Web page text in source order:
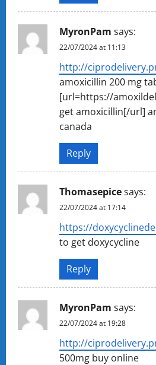
MyronPam says:
22/07/2024 at 11:13
http://
amoxicillin 200 mg
[url=https://
get amoxicillin[/url]
canada
Reply
Thomasepicesays:
22/07/2024 at 17:14
https://
to get doxycycline
Reply
MyronPam says:
22/07/2024 at 19:28
http://
500mg buy online